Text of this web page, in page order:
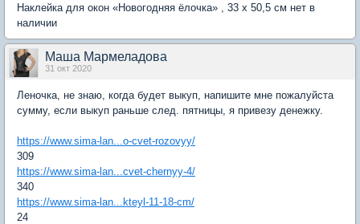
Наклейка для окон «Новогодняя ёлочка» , 33 х 50,5 см нет в
наличии
Маша Мармеладова
31 окт 2020
Леночка, не знаю, когда будет выкуп, напишите мне пожалуйста
сумму, если выкуп раньше след. пятницы, я привезу денежку.
https://www.sima-lan...o-cvet-rozovyy/
309
https://www.sima-lan...cvet-chernyy-4/
340
https://www.sima-lan...kteyl-11-18-cm/
24